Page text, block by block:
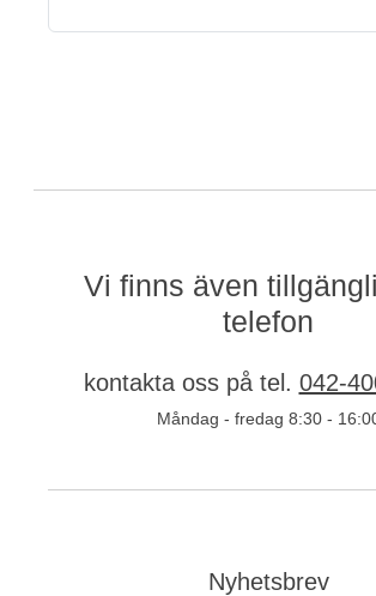
Vi finns även
telefon
kontakta oss på tel. 042-
Måndag - fredag ​​8:30 -
Nyhetsbrev